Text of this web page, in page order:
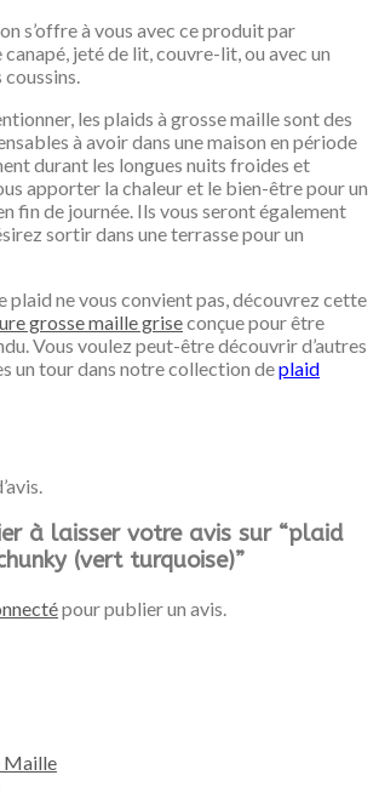
s’offre à vous avec ce produit par
canapé, jeté de lit, couvre-lit, ou avec un
les plaids à grosse maille sont des
à avoir dans une maison en période
durant les longues nuits froides et
apporter la chaleur et le bien-être pour un
fin de journée. Ils vous seront également
sortir dans une terrasse pour un
plaid ne vous convient pas, découvrez cette
grosse maille griseconçue pour être
Vous voulez peut-être découvrir d’autres
un tour dans notre collection deplaid
à laisser votre avis sur “plaid
(vert turquoise)”
pour publier un avis.
Maille